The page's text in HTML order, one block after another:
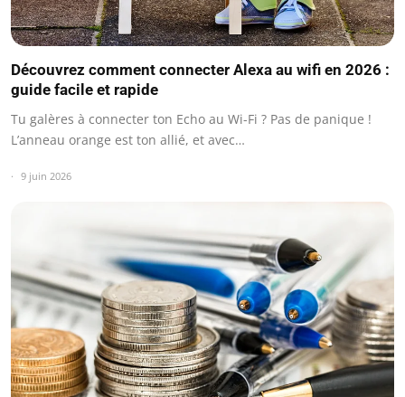
Découvrez comment connecter Alexa au wifi en 2026 :
guide facile et rapide
Tu galères à connecter ton Echo au Wi-Fi ? Pas de panique !
L’anneau orange est ton allié, et avec…
9 juin 2026